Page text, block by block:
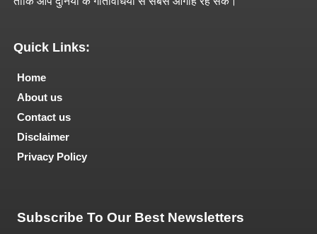
Quick Links:
Home
About us
Contact us
Disclaimer
Privacy Policy
Subscribe To Our Best Newsletters